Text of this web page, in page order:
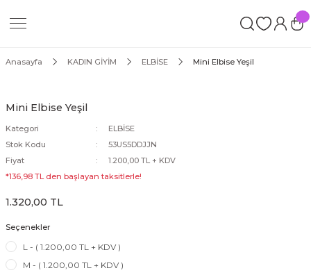
Anasayfa KADIN GİYİM ELBİSE Mini Elbise Yeşil
Mini Elbise Yeşil
Kategori
ELBİSE
Stok Kodu
53US5DDJJN
Fiyat
1.200,00 TL + KDV
*136,98 TL den başlayan taksitlerle!
1.320,00 TL
Seçenekler
L - ( 1.200,00 TL + KDV )
M - ( 1.200,00 TL + KDV )